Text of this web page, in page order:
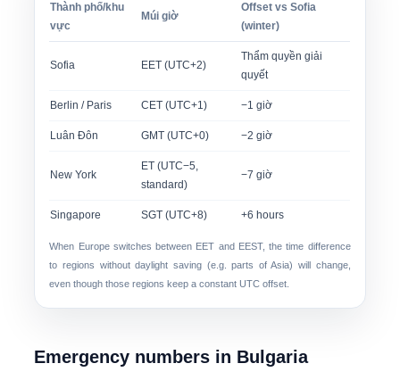
Thành phố/khu
vực
Múi giờ
Offset vs Sofia
(winter)
Sofia EET (UTC+2)
Thẩm quyền giải
quyết
Berlin / Paris CET (UTC+1) −1 giờ
Luân Đôn GMT (UTC+0) −2 giờ
New York
ET (UTC−5,
standard)
−7 giờ
Singapore SGT (UTC+8) +6 hours
When Europe switches between EET and EEST, the time difference
to regions without daylight saving (e.g. parts of Asia) will change,
even though those regions keep a constant UTC offset.
Emergency numbers in Bulgaria